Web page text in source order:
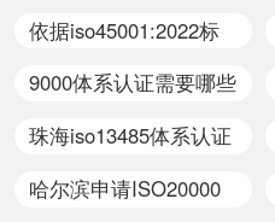
依据iso45001:2022标
9000体系认证需要哪些
珠海iso13485体系认证
哈尔滨申请ISO20000